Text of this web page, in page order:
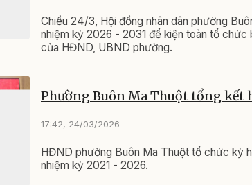
Chiều 24/3, Hội đồng nhân dân phường
nhiệm kỳ 2026 - 2031 để kiện toàn tổ
của HĐND, UBND phường.
Phường Buôn Ma Thuột tổng kết
17:42, 24/03/2026
HĐND phường Buôn Ma Thuột tổ chức kỳ
nhiệm kỳ 2021 - 2026.